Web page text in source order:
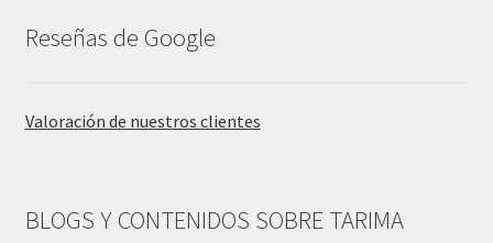
Reseñas de Google
Valoración de nuestros clientes
BLOGS Y CONTENIDOS SOBRE TARIMA